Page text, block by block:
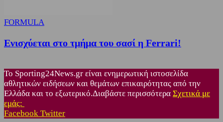
FORMULA
Ενισχύεται στο τμήμα του σασί η Ferrari!
Το Sporting24News.gr είναι ενημερωτική ιστοσελίδα
αθλητικών ειδήσεων και θεμάτων επικαιρότητας από την
Ελλάδα και το εξωτερικό.Διαβάστε περισσότερα Σχετικά με
εμάς:
Facebook Twitter